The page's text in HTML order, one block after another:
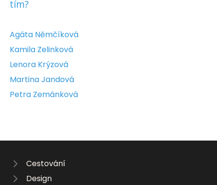
tím?
Agáta Němčíková
Kamila Zelinková
Lenora Krýzová
Martina Jandová
Petra Zemánková
Cestování
Design